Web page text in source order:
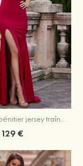
Fourreau col bénitier jersey traîne balayage robe de bal
129 €